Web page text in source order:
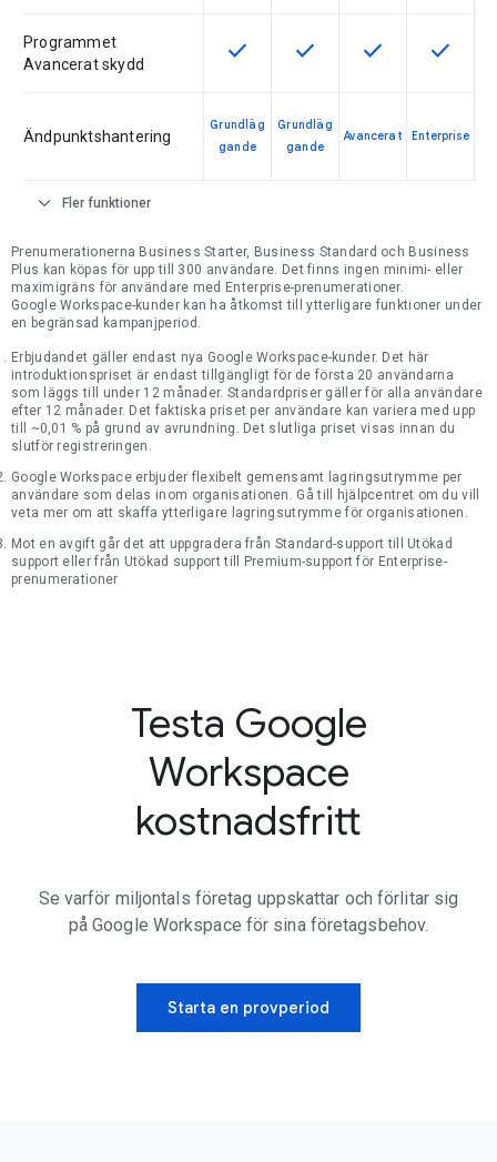
Programmet
Avancerat skydd
Den här funktionen är tillgänglig för
check Den här funktionen är
check Den här
check Den här
check
Ändpunktshantering
Grundläg
gande
Grundläg
gande
Avancerat Enterprise
expand_more Fler funktioner
Prenumerationerna Business Starter, Business Standard och Business
Plus kan köpas för upp till 300 användare. Det finns ingen minimi- eller
maximigräns för användare med Enterprise-prenumerationer.
Google Workspace-kunder kan ha åtkomst till ytterligare funktioner under
en begränsad kampanjperiod.
Erbjudandet gäller endast nya Google Workspace-kunder. Det här
introduktionspriset är endast tillgängligt för de första 20 användarna
som läggs till under 12 månader. Standardpriser gäller för alla användare
efter 12 månader. Det faktiska priset per användare kan variera med upp
till ~0,01 % på grund av avrundning. Det slutliga priset visas innan du
slutför registreringen.
Google Workspace erbjuder flexibelt gemensamt lagringsutrymme per
användare som delas inom organisationen. Gå till hjälpcentret om du vill
veta mer om att skaffa ytterligare lagringsutrymme för organisationen.
Mot en avgift går det att uppgradera från Standard-support till Utökad
support eller från Utökad support till Premium-support för Enterprise-
prenumerationer
Testa Google
Workspace
kostnadsfritt
Se varför miljontals företag uppskattar och förlitar sig
på Google Workspace för sina företagsbehov.
Starta en provperiod